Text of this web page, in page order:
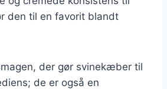
den til en favorit blandt
der gør svinekæber til
de er også en